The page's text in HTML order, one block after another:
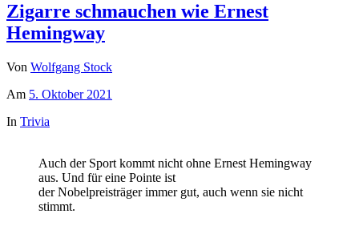
Zigarre schmauchen wie Ernest
Hemingway
Von Wolfgang Stock
Am 5. Oktober 2021
In Trivia
Auch der Sport kommt nicht ohne Ernest Hemingway
aus. Und für eine Pointe ist
der Nobelpreisträger immer gut, auch wenn sie nicht
stimmt.